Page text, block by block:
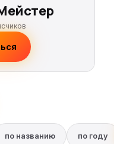
по названию по году